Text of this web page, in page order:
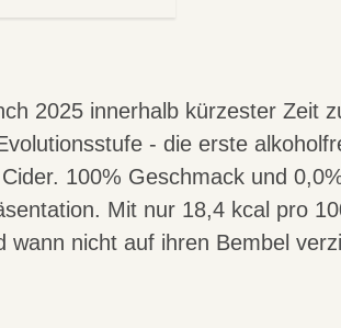
2025 innerhalb kürzester Zeit
- die erste
100% Geschmack und
Mit nur 18,4 kcal pro
nicht auf ihren Bembel